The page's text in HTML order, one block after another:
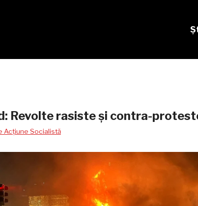
Revolte rasiste și contra-
Acțiune Socialistă